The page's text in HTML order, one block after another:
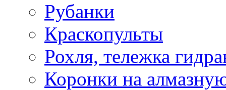
Рубанки
Краскопульты
Рохля, тележка
Коронки на